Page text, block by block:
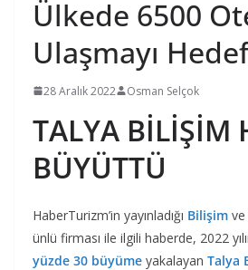
Ülkede 6500
Ulaşmayı
28 Aralık 2022 Osman Selçok
TALYA BİLİŞİM
BÜYÜTTÜ
HaberTurizm’in yayınladığı Bilişim
ünlü firması ile ilgili haberde, 2022
yüzde 30 büyüme yakalayan Talya